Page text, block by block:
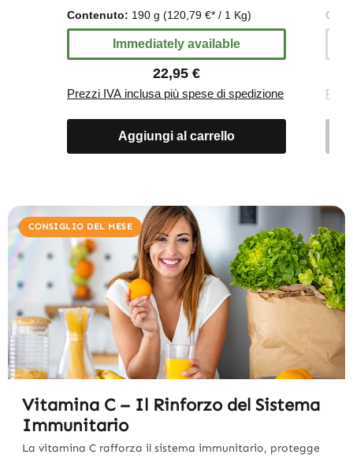
190 g(120,79 €* / 1 Kg)
Immediately available
Regular price:
IVA inclusa più spese di spedizione
Aggiungi al carrello
Contenuto: 119 g
Prezzi IVA inclusa
CONSIGLIO DEL MESE
Vitamina C – Il Rinforzo del Sistema
Immunitario
La vitamina C rafforza il sistema immunitario, protegge